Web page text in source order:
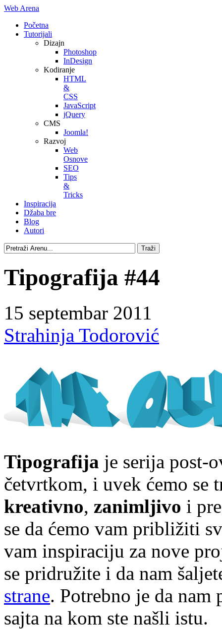
Web Arena
Početna
Tutorijali
Dizajn
Photoshop
InDesign
Kodiranje
HTML
&
CSS
JavaScript
jQuery
CMS
Joomla!
Razvoj
Web
Osnove
SEO
Tips
&
Tricks
Inspiracija
Džaba bre
Blog
Autori
Tipografija #44
15 septembar 2011
Strahinja Todorović
Tipografija je serija post-
četvrtkom, i uvek ćemo se
kreativno, zanimljivo i
se da ćemo vam približiti
vam inspiraciju za nove
se pridružite i da nam
strane. Potrebno je da
sajta na kom ste našli istu.